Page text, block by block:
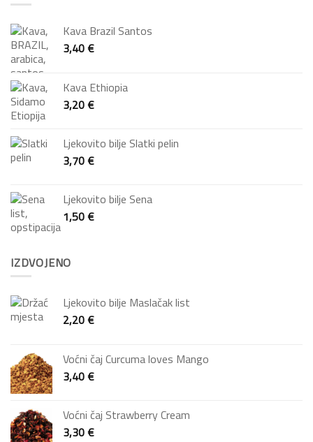
Kava Brazil Santos
3,40€
Kava Ethiopia
3,20€
Ljekovito bilje Slatki pelin
3,70€
Ljekovito bilje Sena
1,50€
IZDVOJENO
Ljekovito bilje Maslačak list
2,20€
Voćni čaj Curcuma loves Mango
3,40€
Voćni čaj Strawberry Cream
3,30€